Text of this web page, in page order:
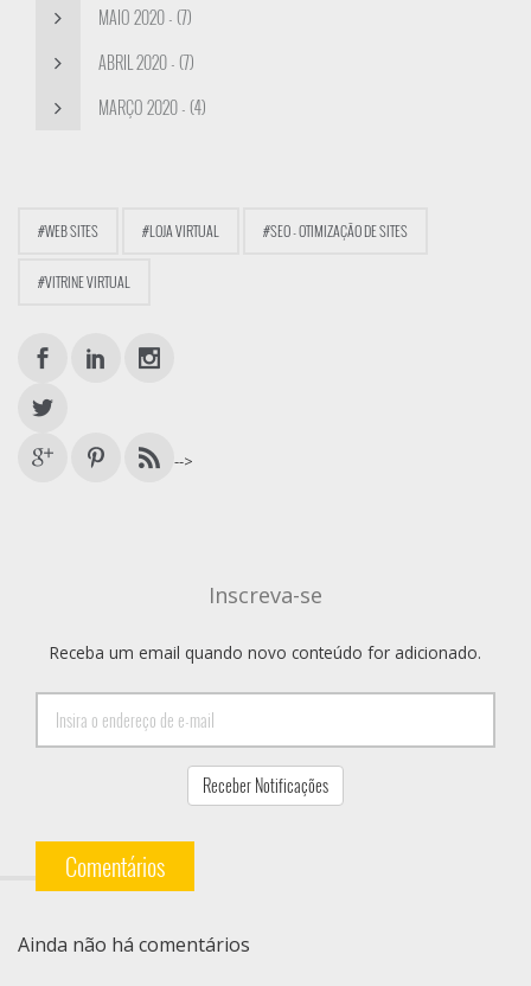
MAIO 2020 - (7)
ABRIL 2020 - (7)
MARÇO 2020 - (4)
#WEB SITES #LOJA VIRTUAL #SEO - OTIMIZAÇÃO DE SITES
#VITRINE VIRTUAL
-->
Inscreva-se
Receba um email quando novo conteúdo for adicionado.
Comentários
Ainda não há comentários